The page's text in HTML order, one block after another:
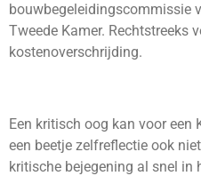
bouwbegeleidingscommissie
Tweede Kamer. Rechtstreeks
kostenoverschrijding.
Een kritisch oog kan voor een
een beetje zelfreflectie ook
kritische bejegening al snel in